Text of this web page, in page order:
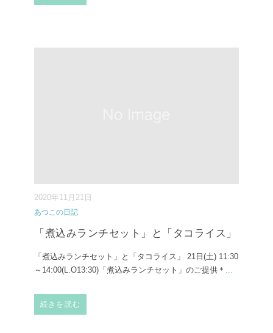
2020年11月21日
あつこの日記
「煮込みランチセット」と「タコライス」
「煮込みランチセット」と「タコライス」 21日(土) 11:30
～14:00(L.O13:30)「煮込みランチセット」のご提供＊ ...
続きを読む